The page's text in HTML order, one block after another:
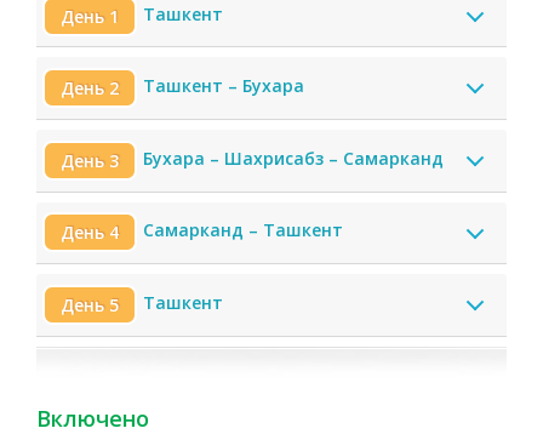
День 1 Ташкент
День 2 Ташкент – Бухара
День 3 Бухара – Шахрисабз – Самарканд
День 4 Самарканд – Ташкент
День 5 Ташкент
Включено